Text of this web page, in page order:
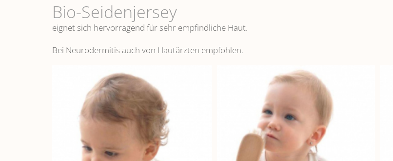
Bio-Seidenjersey
eignet sich hervorragend für sehr empfindliche Haut.
Bei Neurodermitis auch von Hautärzten empfohlen.